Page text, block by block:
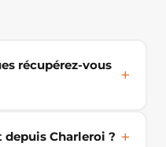
récupérez-vous
Charleroi ?